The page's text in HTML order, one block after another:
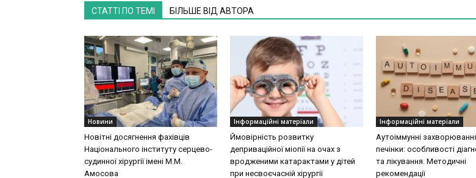
СТАТТІ ПО ТЕМІ БІЛЬШЕ ВІД АВТОРА
Новини
Новітні досягнення фахівців
Національного інституту серцево-
судинної хірургії імeні М.М.
Амосова
Інформаційні матеріали
Ймовірність розвитку
деприваційної міопії на очах з
вродженими катарактами у дітей
при несвоєчасній хірургії
Інформаційні матеріали
Аутоіммунні
печінки: особливості
та лікування. Методичні
рекомендації